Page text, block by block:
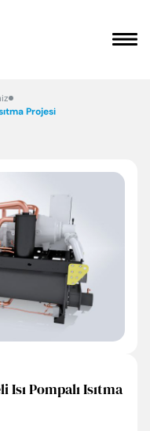
Projesi
Isı Pompalı Isıtma